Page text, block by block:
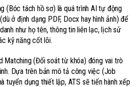
(Bóc tách hồ sơ) là quá trình AI tự động
ở định dạng PDF, Docx hay hình ảnh) để
như họ tên, thông tin liên lạc, lịch sử
kỹ năng cốt lõi.
Matching (Đối soát từ khóa) đóng vai trò
Dựa trên bản mô tả công việc (Job
tuyển dụng thiết lập, ATS sẽ tiến hành xếp